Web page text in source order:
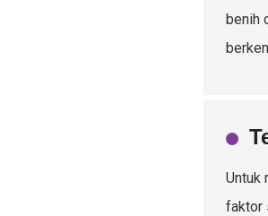
benih
Untuk
faktor